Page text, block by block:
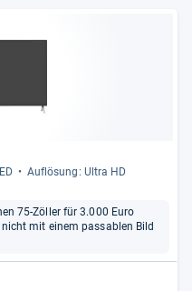
Auf­lö­sung: Ultra HD
75-Zöller für 3.000 Euro
mit einem passablen Bild